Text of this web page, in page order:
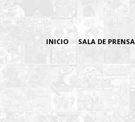
INICIO SALA DE PRENSA